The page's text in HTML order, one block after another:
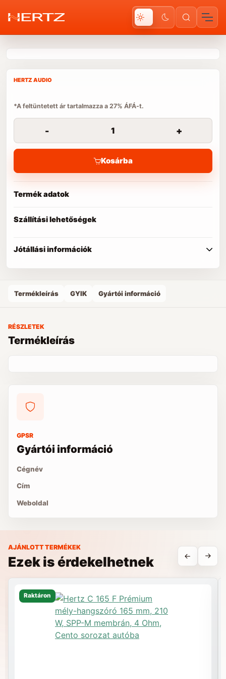
HERTZ AUDIO
*A feltüntetett ár tartalmazza a 27% ÁFÁ-t.
- +
Kosárba
Termék adatok
Szállítási lehetőségek
Jótállási információk
Termékleírás GYIK Gyártói információ
RÉSZLETEK
Termékleírás
GPSR
Gyártói információ
Cégnév
Cím
Weboldal
AJÁNLOTT TERMÉKEK
Ezek is érdekelhetnek
Raktáron